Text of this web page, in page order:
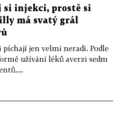
si injekci, prostě si
má svatý grál
jen velmi neradi. Podle
užívání léků averzi sedm